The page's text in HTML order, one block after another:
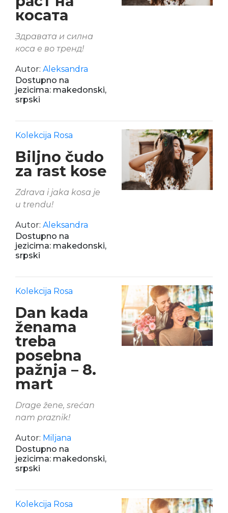
косата
Здравата и силна
коса е во тренд!
Autor: Aleksandra
Dostupno na
jezicima: makedonski,
srpski
Kolekcija Rosa
Biljno čudo
za rast kose
Zdrava i jaka kosa je
u trendu!
Autor: Aleksandra
Dostupno na
jezicima: makedonski,
srpski
Kolekcija Rosa
Dan kada
ženama
treba
posebna
pažnja – 8.
mart
Drage žene, srećan
nam praznik!
Autor: Miljana
Dostupno na
jezicima: makedonski,
srpski
Kolekcija Rosa